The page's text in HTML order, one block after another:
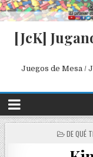
[JcK]
Juegos de Mesa /
P
S
DE QUÉ